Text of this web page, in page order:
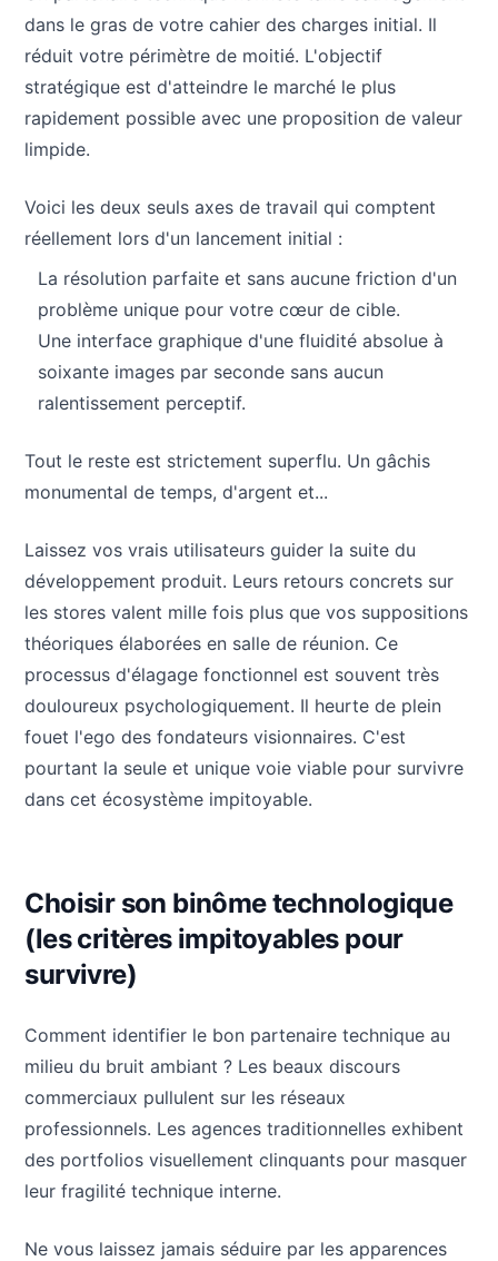
dans le gras de votre cahier des charges initial. Il
réduit votre périmètre de moitié. L'objectif
stratégique est d'atteindre le marché le plus
rapidement possible avec une proposition de valeur
limpide.
Voici les deux seuls axes de travail qui comptent
réellement lors d'un lancement initial :
La résolution parfaite et sans aucune friction d'un
problème unique pour votre cœur de cible.
Une interface graphique d'une fluidité absolue à
soixante images par seconde sans aucun
ralentissement perceptif.
Tout le reste est strictement superflu. Un gâchis
monumental de temps, d'argent et...
Laissez vos vrais utilisateurs guider la suite du
développement produit. Leurs retours concrets sur
les stores valent mille fois plus que vos suppositions
théoriques élaborées en salle de réunion. Ce
processus d'élagage fonctionnel est souvent très
douloureux psychologiquement. Il heurte de plein
fouet l'ego des fondateurs visionnaires. C'est
pourtant la seule et unique voie viable pour survivre
dans cet écosystème impitoyable.
Choisir son binôme technologique
(les critères impitoyables pour
survivre)
Comment identifier le bon partenaire technique au
milieu du bruit ambiant ? Les beaux discours
commerciaux pullulent sur les réseaux
professionnels. Les agences traditionnelles exhibent
des portfolios visuellement clinquants pour masquer
leur fragilité technique interne.
Ne vous laissez jamais séduire par les apparences